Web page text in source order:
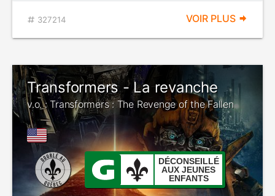
327214 VOIR PLUS
Transformers - La revanche
v.o. : Transformers : The Revenge of the Fallen
DÉCONSEILLÉ
AUX JEUNES
ENFANTS